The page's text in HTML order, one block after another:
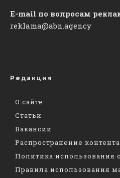
E-mail по вопросам
reklama@abn.agency
Редакция
О сайте
Статьи
Вакансии
Распространение
Политика использования
Правила использования